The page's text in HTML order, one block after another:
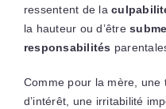
ressentent de la
la hauteur ou d’être
responsabilités
Comme pour la mère,
d’intérêt, une irritabilité